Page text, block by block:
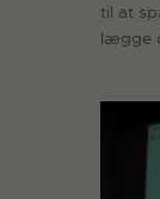
til at
lægge